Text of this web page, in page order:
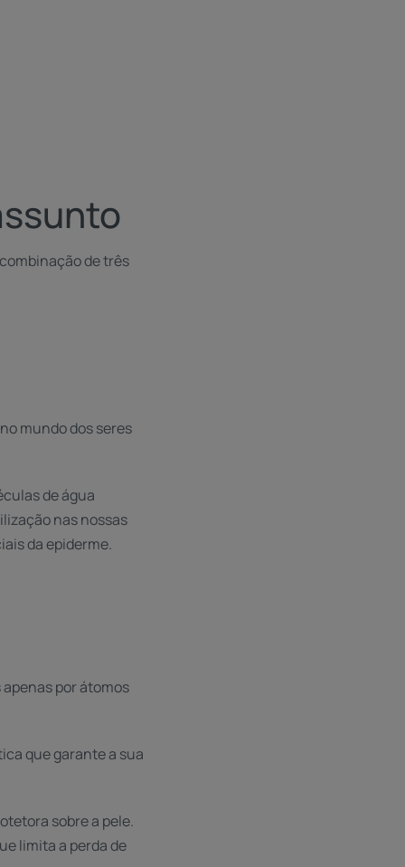
de três
mundo dos seres
de água
nas nossas
da epiderme.
por átomos
que garante a sua
sobre a pele.
limita a perda de